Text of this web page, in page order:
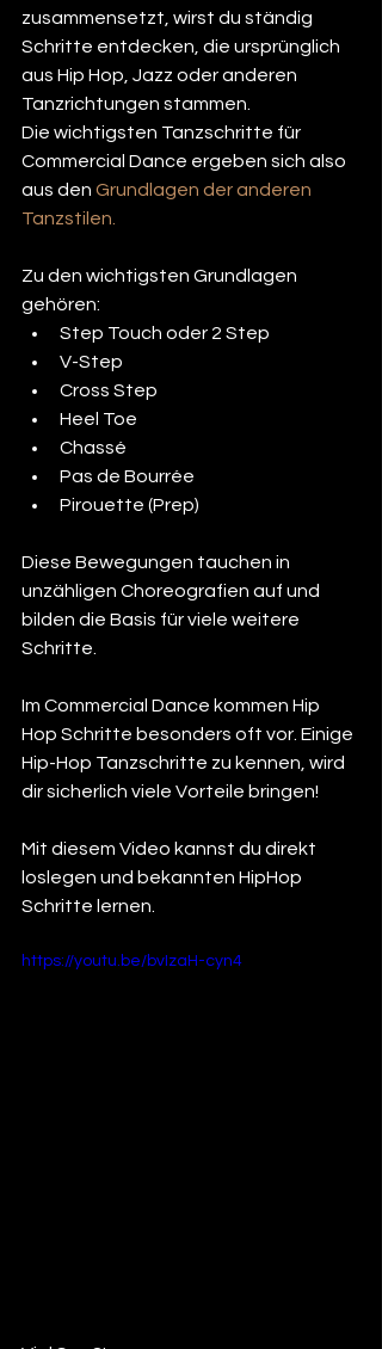
zusammensetzt, wirst du ständig
Schritte entdecken, die ursprünglich
aus Hip Hop, Jazz oder anderen
Tanzrichtungen stammen.
Die wichtigsten Tanzschritte für
Commercial Dance ergeben sich also
aus den Grundlagen der anderen
Tanzstilen.
Zu den wichtigsten Grundlagen
gehören:
Step Touch oder 2 Step
V-Step
Cross Step
Heel Toe
Chassé
Pas de Bourrée
Pirouette (Prep)
Diese Bewegungen tauchen in
unzähligen Choreografien auf und
bilden die Basis für viele weitere
Schritte.
Im Commercial Dance kommen Hip
Hop Schritte besonders oft vor. Einige
Hip-Hop Tanzschritte zu kennen, wird
dir sicherlich viele Vorteile bringen!
Mit diesem Video kannst du direkt
loslegen und bekannten HipHop
Schritte lernen.
https://youtu.be/bvIzaH-cyn4